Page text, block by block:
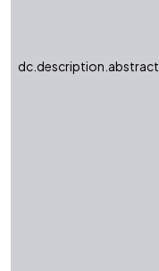
dc.description.abstract